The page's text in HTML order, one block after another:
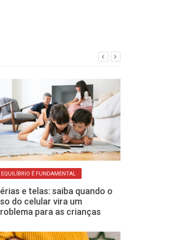
EQUILÍBRIO É FUNDAMENTAL
e telas: saiba quando o
do celular vira um
para as crianças